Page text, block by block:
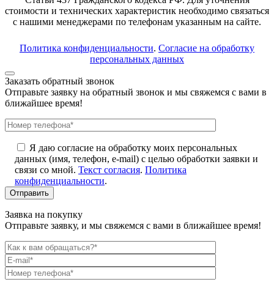
стоимости и технических характеристик необходимо связаться
с нашими менеджерами по телефонам указанным на сайте.
Политика конфиденциальности. Согласие на обработку
персональных данных
Заказать обратный звонок
Отправьте заявку на обратный звонок и мы свяжемся с вами в
ближайшее время!
Я даю согласие на обработку моих персональных
данных (имя, телефон, e-mail) с целью обработки заявки и
связи со мной. Текст согласия. Политика
конфиденциальности.
Заявка на покупку
Отправьте заявку, и мы свяжемся с вами в ближайшее время!